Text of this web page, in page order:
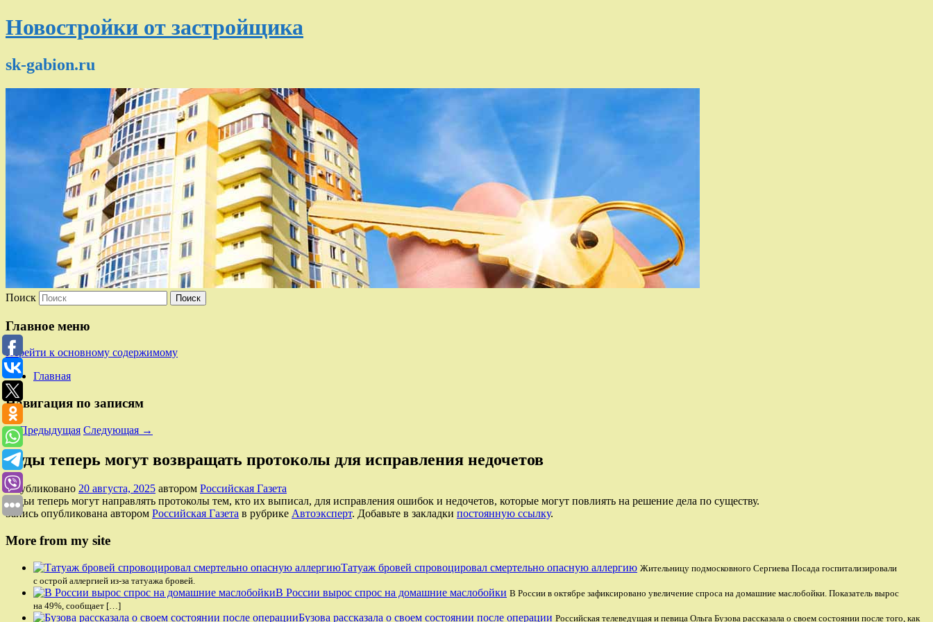
Новостройки от застройщика
sk-gabion.ru
Поиск
Главное меню
Перейти к основному содержимому
Главная
Навигация по записям
←Предыдущая Следующая →
Суды теперь могут возвращать протоколы для исправления недочетов
Опубликовано 20 августа, 2025 автором Российская Газета
Судьи теперь могут направлять протоколы тем, кто их выписал, для исправления ошибок и недочетов, которые могут повлиять на решение дела по существу.
Запись опубликована автором Российская Газета в рубрике Автоэксперт. Добавьте в закладки постоянную ссылку.
More from my site
Татуаж бровей спровоцировал смертельно опасную аллергию Жительницу подмосковного Сергиева Посада госпитализировали
с острой аллергией из-за татуажа бровей.
В России вырос спрос на домашние маслобойки В России в октябре зафиксировано увеличение спроса на домашние маслобойки. Показатель вырос
на 49%, сообщает […]
Бузова рассказала о своем состоянии после операции Российская телеведущая и певица Ольга Бузова рассказала о своем состоянии после того, как